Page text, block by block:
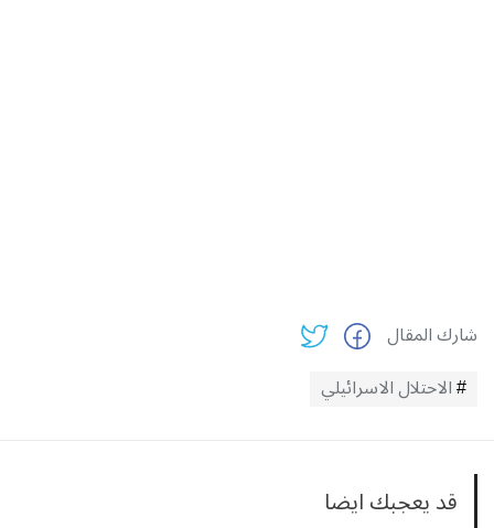
شارك المقال
الاحتلال الاسرائيلي
قد يعجبك ايضا